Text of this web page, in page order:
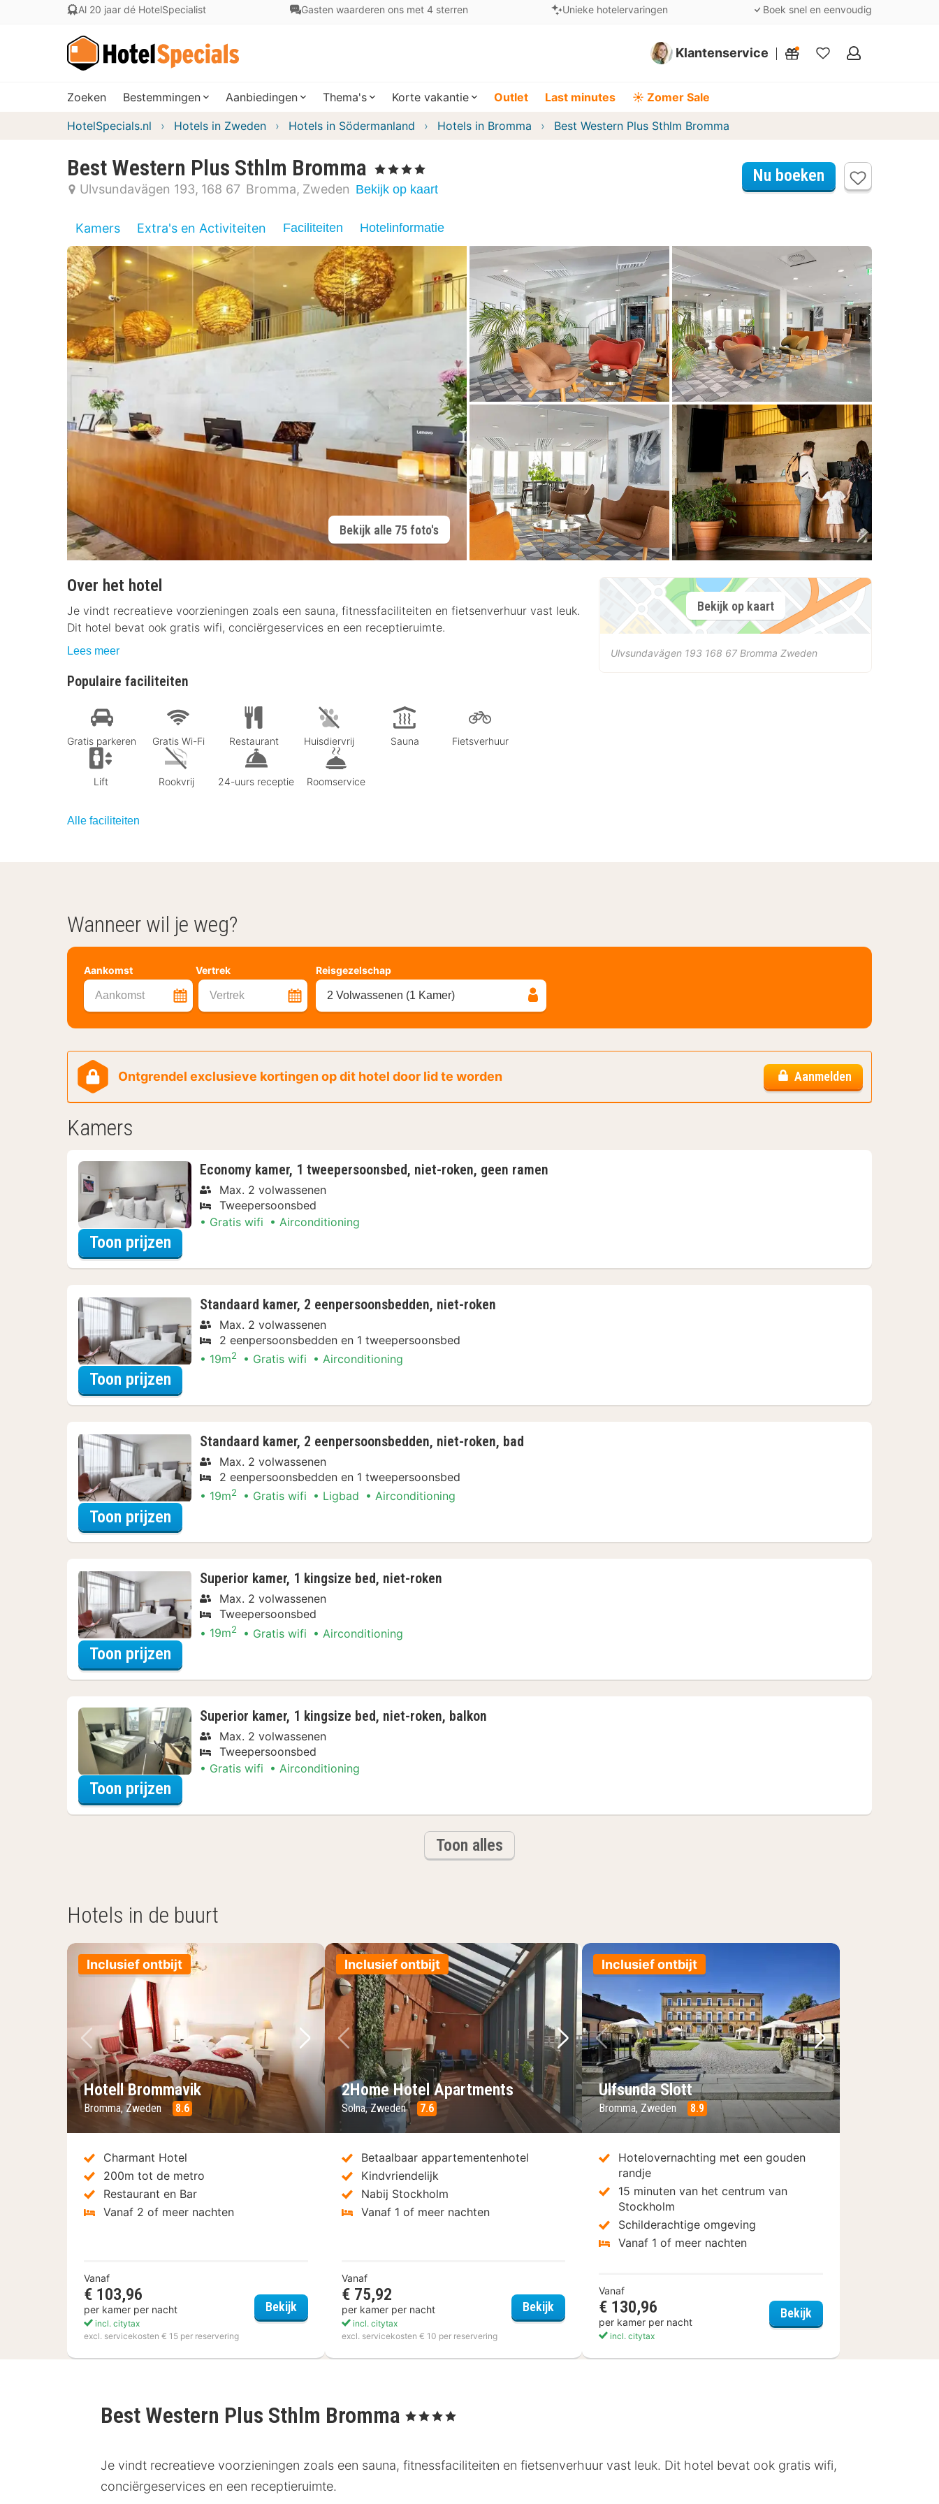
Al 20 jaar dé HotelSpecialist Gasten waarderen ons met 4 sterren Unieke hotelervaringen Boek snel en eenvoudig
Klantenservice
Mijn
Zoeken Bestemmingen Aanbiedingen Thema's Korte vakantie Outlet Last minutes ☀️ Zomer Sale
HotelSpecials.nl Hotels in Zweden Hotels in Södermanland Hotels in Bromma Best Western Plus Sthlm Bromma
Best Western Plus Sthlm Bromma , 4 Sterren
Ulvsundavägen 193 168 67 Bromma Zweden Bekijk op kaart
Nu boeken
Kamers Extra's en Activiteiten Faciliteiten Hotelinformatie
Bekijk alle 75 foto's
Over het hotel
Je vindt recreatieve voorzieningen zoals een sauna, fitnessfaciliteiten en fietsenverhuur vast leuk.
Dit hotel bevat ook gratis wifi, conciërgeservices en een receptieruimte.
Lees meer
Populaire faciliteiten
Gratis parkeren Gratis Wi-Fi Restaurant Huisdiervrij Sauna Fietsverhuur
Lift Rookvrij 24-uurs receptie Roomservice
Alle faciliteiten
Bekijk op kaart
Ulvsundavägen 193 168 67 Bromma Zweden
Wanneer wil je weg?
Aankomst Vertrek
Aankomst Vertrek
Reisgezelschap
2 Volwassenen (1 Kamer)
Ontgrendel exclusieve kortingen op dit hotel door lid te worden Aanmelden
Kamers
Economy kamer, 1 tweepersoonsbed, niet-roken, geen ramen
Max. 2 volwassenen
Tweepersoonsbed
Gratis wifi
Airconditioning
Toon prijzen
Standaard kamer, 2 eenpersoonsbedden, niet-roken
Max. 2 volwassenen
2 eenpersoonsbedden en 1 tweepersoonsbed
19m2 Gratis wifi Airconditioning
Toon prijzen
Standaard kamer, 2 eenpersoonsbedden, niet-roken, bad
Max. 2 volwassenen
2 eenpersoonsbedden en 1 tweepersoonsbed
19m2 Gratis wifi Ligbad Airconditioning
Toon prijzen
Superior kamer, 1 kingsize bed, niet-roken
Max. 2 volwassenen
Tweepersoonsbed
19m2 Gratis wifi Airconditioning
Toon prijzen
Superior kamer, 1 kingsize bed, niet-roken, balkon
Max. 2 volwassenen
Tweepersoonsbed
Gratis wifi
Airconditioning
Toon prijzen
Toon alles
Hotels in de buurt
Inclusief ontbijt
Vorige foto
Volgende foto
Hotell Brommavik
Bromma, Zweden 8.6
Charmant Hotel
200m tot de metro
Restaurant en Bar
Vanaf 2 of meer nachten
Vanaf
€ 103,96
per kamer per nacht
incl. citytax
excl. servicekosten € 15 per reservering
BekijkHotell Brommavik
Inclusief ontbijt
Vorige foto
Volgende foto
2Home Hotel Apartments
Solna, Zweden 7.6
Betaalbaar appartementenhotel
Kindvriendelijk
Nabij Stockholm
Vanaf 1 of meer nachten
Vanaf
€ 75,92
per kamer per nacht
incl. citytax
excl. servicekosten € 10 per reservering
Bekijk 2Home Hotel Apartments
Inclusief ontbijt
Vorige foto
Volgende foto
Ulfsunda Slott
Bromma, Zweden 8.9
Hotelovernachting met een gouden
randje
15 minuten van het centrum van
Stockholm
Schilderachtige omgeving
Vanaf 1 of meer nachten
Vanaf
€ 130,96
per kamer per nacht
incl. citytax
BekijkUlfsunda Slott
Best Western Plus Sthlm Bromma , 4 Sterren
Je vindt recreatieve voorzieningen zoals een sauna, fitnessfaciliteiten en fietsenverhuur vast leuk. Dit hotel bevat ook gratis wifi,
conciërgeservices en een receptieruimte.